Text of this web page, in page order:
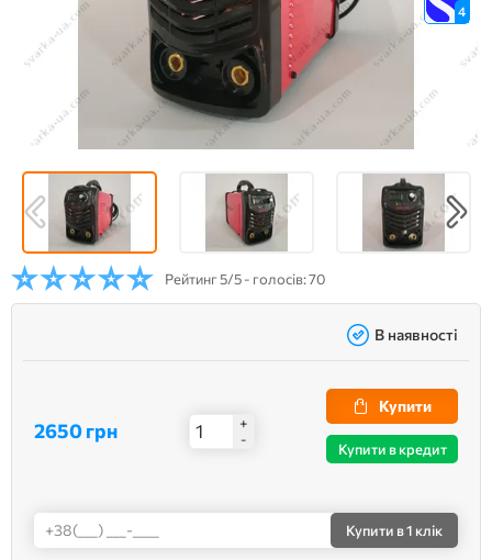
4
Рейтинг5/5 - голосів: 70
В наявності
2650 грн
+
-
Купити
Купити в кредит
Купити в 1 клік